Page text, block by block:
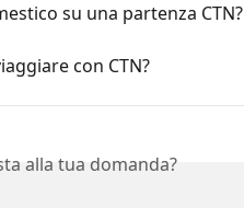
su una partenza CTN?
con CTN?
alla tua domanda?